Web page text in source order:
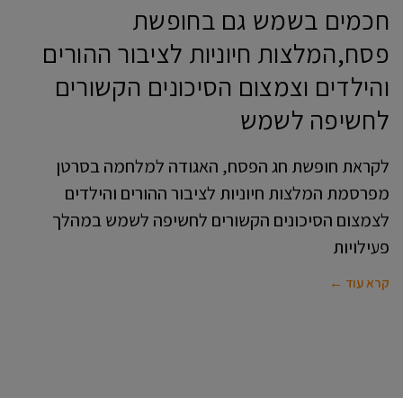
חכמים בשמש גם בחופשת
פסח,המלצות חיוניות לציבור ההורים
והילדים וצמצום הסיכונים הקשורים
לחשיפה לשמש
לקראת חופשת חג הפסח, האגודה למלחמה בסרטן
מפרסמת המלצות חיוניות לציבור ההורים והילדים
לצמצום הסיכונים הקשורים לחשיפה לשמש במהלך
פעילויות
קרא עוד ←